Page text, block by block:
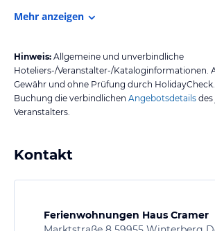
Mehr anzeigen
Hinweis: Allgemeine und unverbindliche
Hoteliers-/Veranstalter-/Kataloginformationen.
Gewähr und ohne Prüfung durch
Buchung die verbindlichen Angebotsdetails des
Veranstalters.
Kontakt
Ferienwohnungen Haus Cramer